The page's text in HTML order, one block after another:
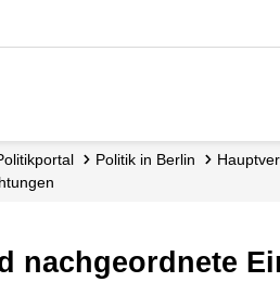
Politikportal Politik in Berlin
nachgeordnete